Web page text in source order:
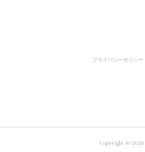
プライバシーポリシー
Copyright © 2026